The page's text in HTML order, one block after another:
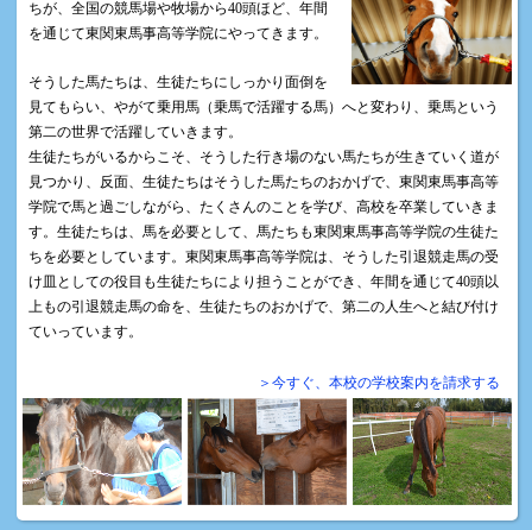
ちが、全国の競馬場や牧場から40頭ほど、年間
を通じて東関東馬事高等学院にやってきます。
そうした馬たちは、生徒たちにしっかり面倒を
見てもらい、やがて乗用馬（乗馬で活躍する馬）へと変わり、乗馬という
第二の世界で活躍していきます。
生徒たちがいるからこそ、そうした行き場のない馬たちが生きていく道が
見つかり、反面、生徒たちはそうした馬たちのおかげで、東関東馬事高等
学院で馬と過ごしながら、たくさんのことを学び、高校を卒業していきま
す。生徒たちは、馬を必要として、馬たちも東関東馬事高等学院の生徒た
ちを必要としています。東関東馬事高等学院は、そうした引退競走馬の受
け皿としての役目も生徒たちにより担うことができ、年間を通じて40頭以
上もの引退競走馬の命を、生徒たちのおかげで、第二の人生へと結び付け
ていっています。
＞今すぐ、本校の学校案内を請求する